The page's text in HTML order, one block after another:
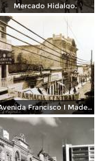
Mercado Hidalgo.
Avenida Francisco I Madero.